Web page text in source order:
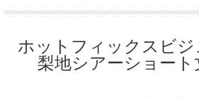
着丈：37cm
袖丈：60cm
袖口幅：10.5cm
裾幅：40cm
ホットフィックスビジ
梨地シアーショート